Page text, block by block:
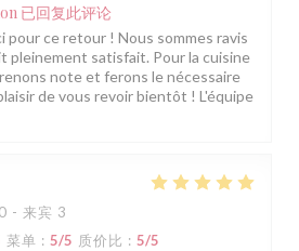
已回复此评论
pour ce retour ! Nous sommes ravis
pleinement satisfait. Pour la cuisine
note et ferons le nécessaire
de vous revoir bientôt ! L'équipe
- 来宾 3
菜单 : 5/5 质价比 : 5/5